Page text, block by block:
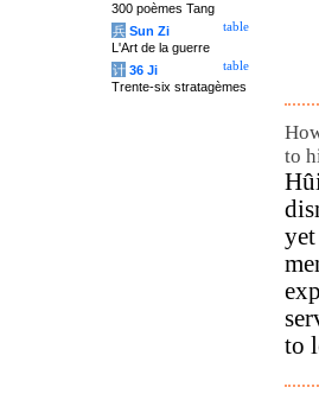
to
to
300 poèmes Tang
table
兵 Sun Zi
L'Art de la guerre
table
计 36 Ji
Trente-six stratagèmes